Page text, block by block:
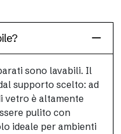
sono lavabili. Il
supporto scelto: ad
vetro è altamente
pulito con
ideale per ambienti